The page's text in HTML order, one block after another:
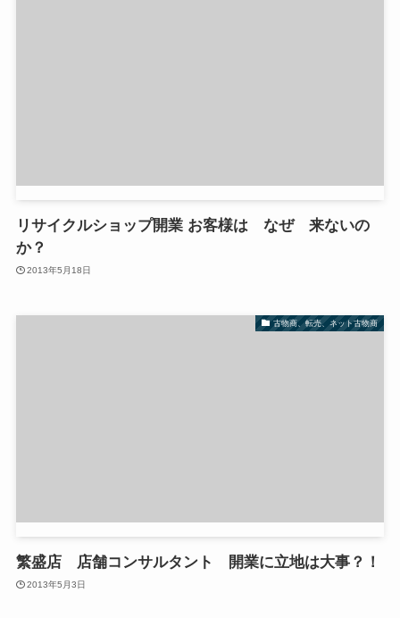
リサイクルショップ開業 お客様は なぜ 来ないの
か？
2013年5月18日
古物商、転売、ネット古物商
繁盛店 店舗コンサルタント 開業に立地は大事？！
2013年5月3日